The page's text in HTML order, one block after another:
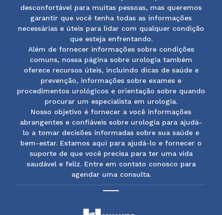
desconfortável para muitas pessoas, mas queremos
garantir que você tenha todas as informações
necessárias e úteis para lidar com qualquer condição
que esteja enfrentando.
Além de fornecer informações sobre condições
comuns, nossa página sobre urologia também
oferece recursos úteis, incluindo dicas de saúde e
prevenção, informações sobre exames e
procedimentos urológicos e orientação sobre quando
procurar um especialista em urologia.
Nosso objetivo é fornecer a você informações
abrangentes e confiáveis sobre urologia para ajudá-
lo a tomar decisões informadas sobre sua saúde e
bem-estar. Estamos aqui para ajudá-lo e fornecer o
suporte de que você precisa para ter uma vida
saudável e feliz. Entre em contato conosco para
agendar uma consulta.